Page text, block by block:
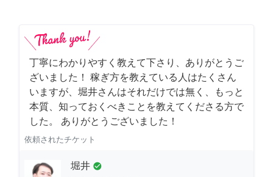
丁寧にわかりやすく教えて下さり、ありがとうご
ざいました！ 稼ぎ方を教えている人はたくさん
いますが、堀井さんはそれだけでは無く、もっと
本質、知っておくべきことを教えてくださる方で
した。 ありがとうございました！
依頼されたチケット
堀井 check_circle